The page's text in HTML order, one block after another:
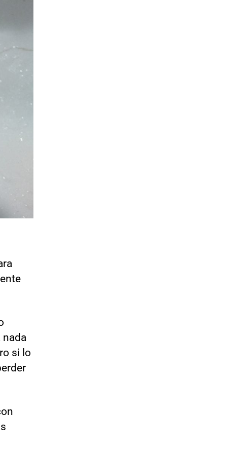
nada
si lo